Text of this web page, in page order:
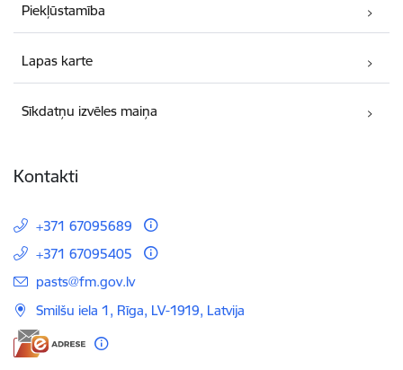
Piekļūstamība
Lapas karte
Sīkdatņu izvēles maiņa
Kontakti
+371 67095689
+371 67095405
E-pasts:
pasts@fm.gov.lv
Smilšu iela 1, Rīga, LV-1919, Latvija